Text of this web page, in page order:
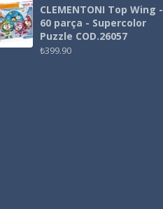
CLEMENTONI Top Wing -
60 parça - Supercolor
Puzzle COD.26057
₺399.90